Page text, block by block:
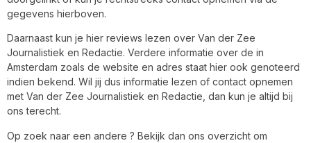
gegevens hierboven.
Daarnaast kun je hier reviews lezen over Van der Zee
Journalistiek en Redactie. Verdere informatie over de in
Amsterdam zoals de website en adres staat hier ook genoteerd
indien bekend. Wil jij dus informatie lezen of contact opnemen
met Van der Zee Journalistiek en Redactie, dan kun je altijd bij
ons terecht.
Op zoek naar een andere ? Bekijk dan ons overzicht om